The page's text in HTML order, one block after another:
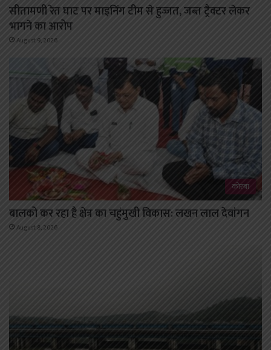
सीतामणी रेत घाट पर माइनिंग टीम से हुज्जत, जब्त ट्रैक्टर लेकर
भागने का आरोप
August 9, 2026
कोरबा
बालको कर रहा है क्षेत्र का चहुंमुखी विकास: लखन लाल देवांगन
August 8, 2026